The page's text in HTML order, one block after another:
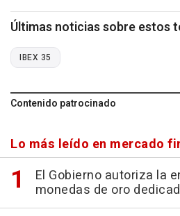
Últimas noticias sobre estos
IBEX 35
Contenido patrocinado
Lo más leído en mercado
El Gobierno autoriza la
monedas de oro